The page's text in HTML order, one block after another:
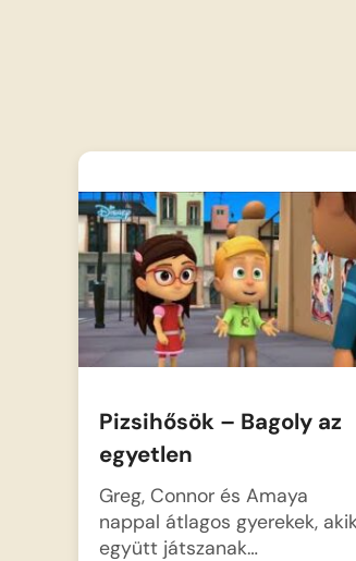
robogó vonat okoz galibát,
amit a Pizsihősöknek kell
megállítaniuk. Bagoly repülési
tudása…
Pizsihősök – Bagoly az
egyetlen
Greg, Connor és Amaya
nappal átlagos gyerekek,
együtt játszanak…